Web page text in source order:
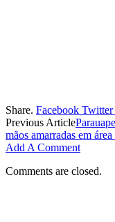
Share. Facebook Twitter
Previous Article
mãos amarradas em
Add A Comment
Comments are closed.